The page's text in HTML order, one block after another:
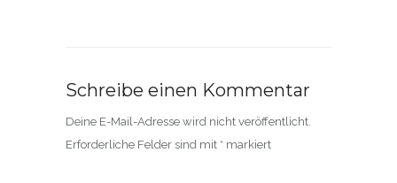
Schreibe einen Kommentar
Deine E-Mail-Adresse wird nicht veröffentlicht.
Erforderliche Felder sind mit * markiert